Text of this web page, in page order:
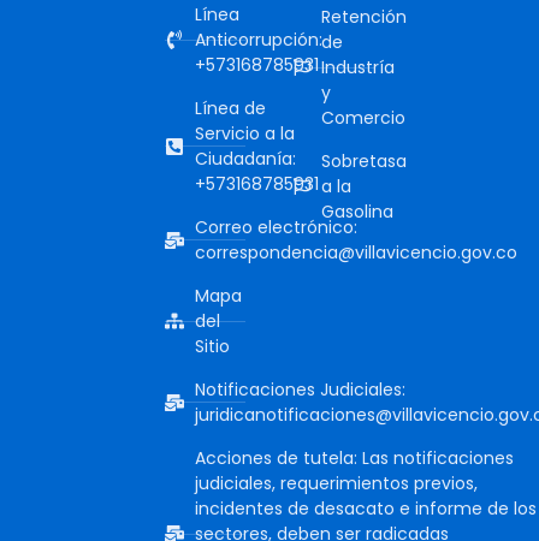
Línea
Anticorrupción:
+573168785931
Línea de
Servicio a la
Ciudadanía:
+573168785931
Correo electrónico:
correspondencia@villavicencio.gov.co
Mapa
del
Sitio
Notificaciones Judiciales:
Acciones de tutela: Las notificaciones
judiciales, requerimientos previos,
incidentes de desacato e informe de los
sectores, deben ser radicadas
Retención
de
Industría
y
Comercio
Sobretasa
a la
Gasolina